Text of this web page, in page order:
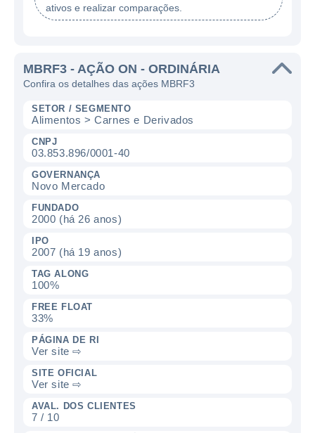
ativos e realizar comparações.
MBRF3 - AÇÃO ON - ORDINÁRIA
Confira os detalhes das ações MBRF3
SETOR / SEGMENTO
Alimentos > Carnes e Derivados
CNPJ
03.853.896/0001-40
GOVERNANÇA
Novo Mercado
FUNDADO
2000 (há 26 anos)
IPO
2007 (há 19 anos)
TAG ALONG
100%
FREE FLOAT
33%
PÁGINA DE RI
Ver site ⇨
SITE OFICIAL
Ver site ⇨
AVAL. DOS CLIENTES
7 / 10